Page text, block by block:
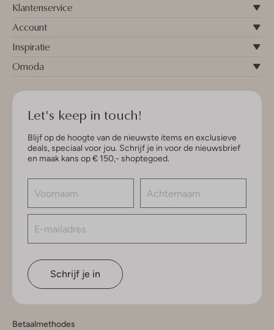
Klantenservice
Account
Inspiratie
Omoda
Let's keep in touch!
Blijf op de hoogte van de nieuwste items en exclusieve
deals, speciaal voor jou. Schrijf je in voor de nieuwsbrief
en maak kans op € 150,- shoptegoed.
Schrijf je in
Betaalmethodes